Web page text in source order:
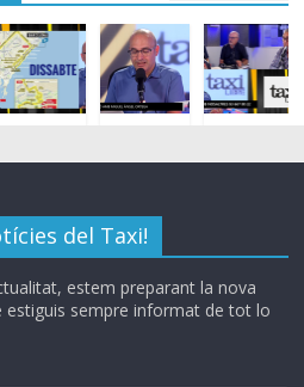
del Taxi!
estem preparant la nova
estiguis sempre informat de tot lo